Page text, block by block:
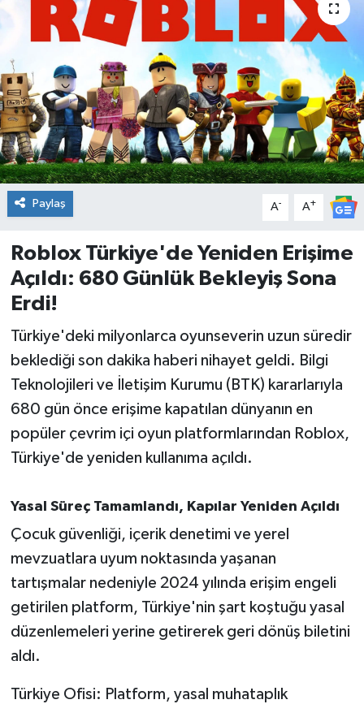
Paylaş A- A+
Roblox Türkiye'de Yeniden Erişime
Açıldı: 680 Günlük Bekleyiş Sona
Erdi!
Türkiye'deki milyonlarca oyunseverin uzun süredir
beklediği son dakika haberi nihayet geldi. Bilgi
Teknolojileri ve İletişim Kurumu (BTK) kararlarıyla
680 gün önce erişime kapatılan dünyanın en
popüler çevrim içi oyun platformlarından Roblox,
Türkiye'de yeniden kullanıma açıldı.
Yasal Süreç Tamamlandı, Kapılar Yeniden Açıldı
Çocuk güvenliği, içerik denetimi ve yerel
mevzuatlara uyum noktasında yaşanan
tartışmalar nedeniyle 2024 yılında erişim engeli
getirilen platform, Türkiye'nin şart koştuğu yasal
düzenlemeleri yerine getirerek geri dönüş biletini
aldı.
Türkiye Ofisi: Platform, yasal muhataplık
Dursunbey
EĞİTİM
EKONOMİ
Erdek
Gömeç
Gönen
Havran
İvrindi
KENT GÜNDEMİ
Kepsut
KÜLTÜR-SANAT
MAGAZİN
MANŞET
Manyas
OLAY